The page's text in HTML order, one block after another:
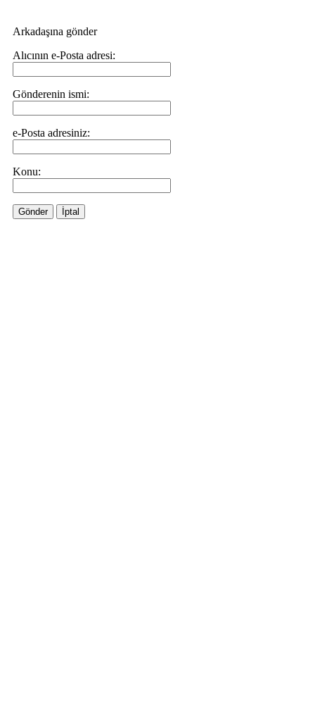
Arkadaşına gönder
Alıcının e-Posta adresi:
Gönderenin ismi:
e-Posta adresiniz:
Konu:
Gönder İptal